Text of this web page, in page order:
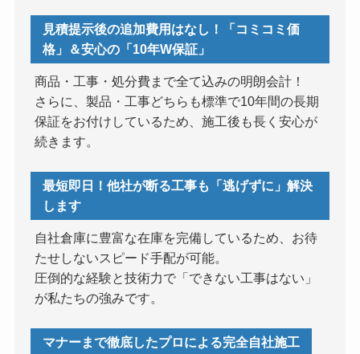
見積提示後の追加費用はなし！「コミコミ価
格」＆安心の「10年W保証」
商品・工事・処分費まで全て込みの明朗会計！
さらに、製品・工事どちらも標準で10年間の長期
保証をお付けしているため、施工後も長く安心が
続きます。
最短即日！他社が断る工事も「逃げずに」解決
します
自社倉庫に豊富な在庫を完備しているため、お待
たせしないスピード手配が可能。
圧倒的な経験と技術力で「できない工事はない」
が私たちの強みです。
マナーまで徹底したプロによる完全自社施工